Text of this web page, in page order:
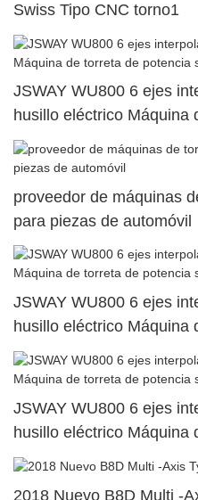
Swiss Tipo CNC torno1
JSWAY WU800 6 ejes
husillo eléctrico Máquina
superior dual120
proveedor de máquinas
para piezas de automóvil
JSWAY WU800 6 ejes
husillo eléctrico Máquina
superior dual45
JSWAY WU800 6 ejes
husillo eléctrico Máquina
superior dual10
2018 Nuevo B8D Multi -